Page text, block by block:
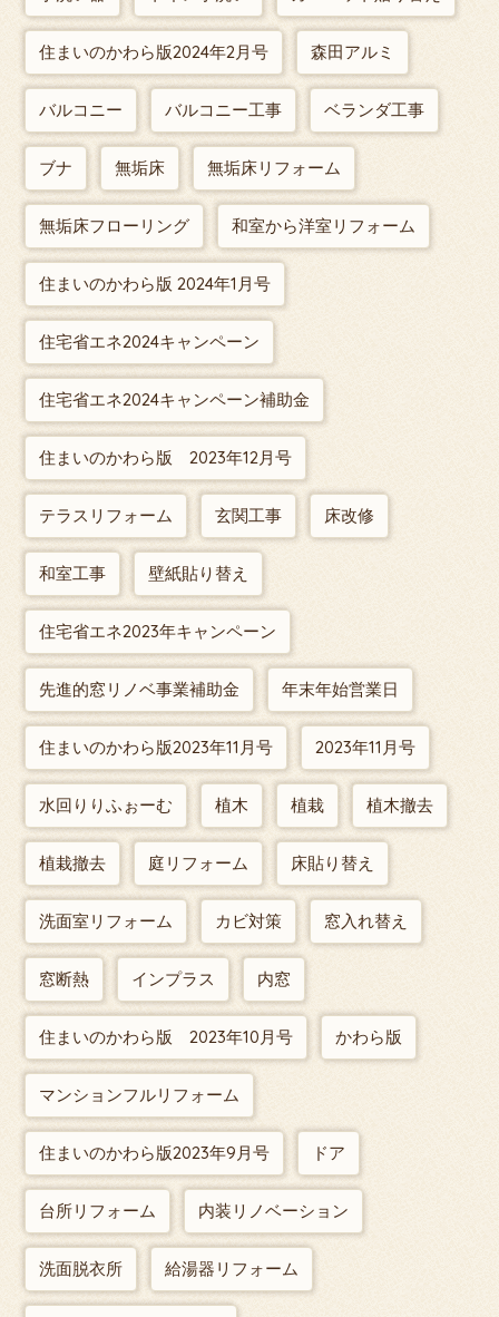
住まいのかわら版2024年2月号 森田アルミ
バルコニー バルコニー工事 ベランダ工事
ブナ 無垢床 無垢床リフォーム
無垢床フローリング 和室から洋室リフォーム
住まいのかわら版 2024年1月号
住宅省エネ2024キャンペーン
住宅省エネ2024キャンペーン補助金
住まいのかわら版 2023年12月号
テラスリフォーム 玄関工事 床改修
和室工事 壁紙貼り替え
住宅省エネ2023年キャンペーン
先進的窓リノベ事業補助金 年末年始営業日
住まいのかわら版2023年11月号 2023年11月号
水回りりふぉーむ 植木 植栽 植木撤去
植栽撤去 庭リフォーム 床貼り替え
洗面室リフォーム カビ対策 窓入れ替え
窓断熱 インプラス 内窓
住まいのかわら版 2023年10月号 かわら版
マンションフルリフォーム
住まいのかわら版2023年9月号 ドア
台所リフォーム 内装リノベーション
洗面脱衣所 給湯器リフォーム